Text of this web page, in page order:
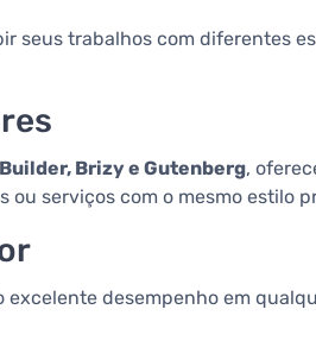
seus trabalhos com diferentes
Brizy e Gutenberg,
ou serviços com o mesmo estilo
excelente desempenho em